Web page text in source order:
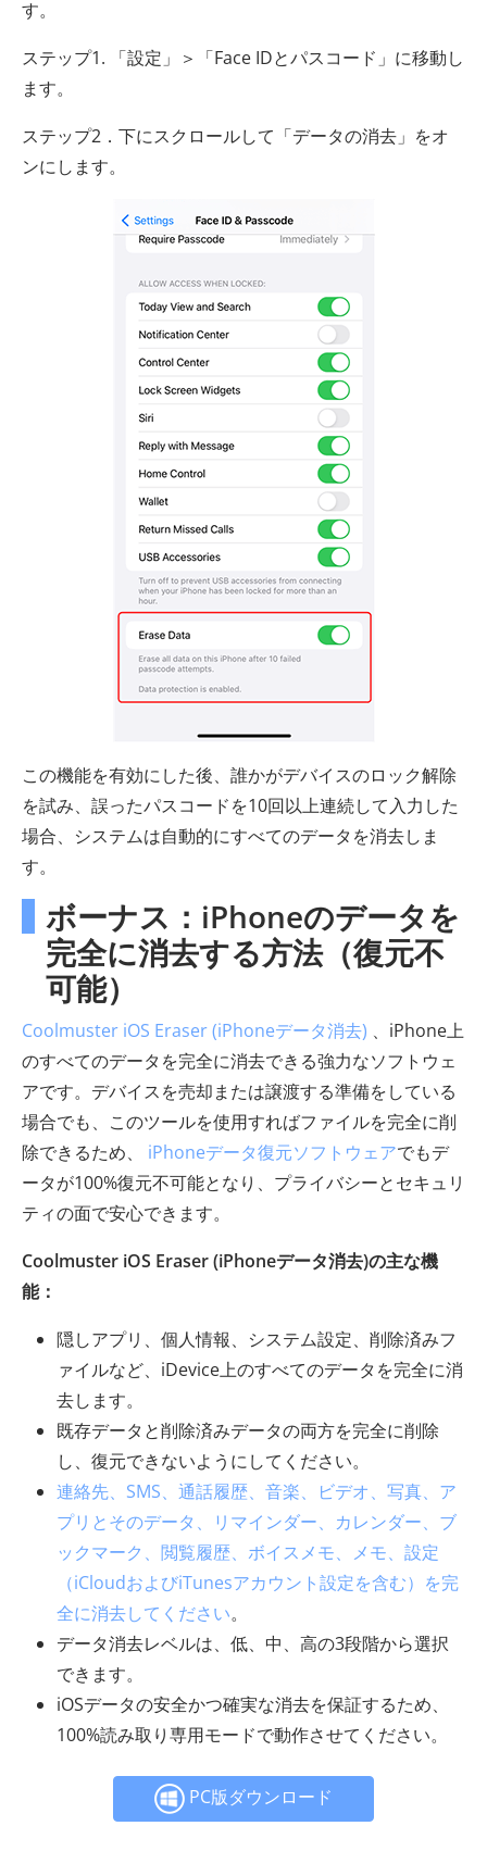
す。
ステップ1. 「設定」＞「Face IDとパスコード」に移動し
ます。
ステップ2．下にスクロールして「データの消去」をオ
ンにします。
この機能を有効にした後、誰かがデバイスのロック解除
を試み、誤ったパスコードを10回以上連続して入力した
場合、システムは自動的にすべてのデータを消去しま
す。
ボーナス：iPhoneのデータを
完全に消去する方法（復元不
可能）
Coolmuster iOS Eraser (iPhoneデータ消去) 、iPhone上
のすべてのデータを完全に消去できる強力なソフトウェ
アです。デバイスを売却または譲渡する準備をしている
場合でも、このツールを使用すればファイルを完全に削
除できるため、 iPhoneデータ復元ソフトウェアでもデ
ータが100%復元不可能となり、プライバシーとセキュリ
ティの面で安心できます。
Coolmuster iOS Eraser (iPhoneデータ消去)の主な機
能：
隠しアプリ、個人情報、システム設定、削除済みフ
ァイルなど、iDevice上のすべてのデータを完全に消
去します。
既存データと削除済みデータの両方を完全に削除
し、復元できないようにしてください。
連絡先、SMS、通話履歴、音楽、ビデオ、写真、ア
プリとそのデータ、リマインダー、カレンダー、ブ
ックマーク、閲覧履歴、ボイスメモ、メモ、設定
（iCloudおよびiTunesアカウント設定を含む）を完
全に消去してください。
データ消去レベルは、低、中、高の3段階から選択
できます。
iOSデータの安全かつ確実な消去を保証するため、
100%読み取り専用モードで動作させてください。
PC版ダウンロード